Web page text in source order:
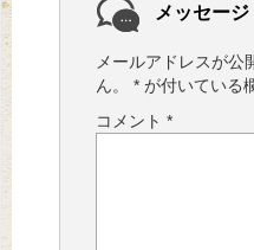
メッセージ
メールアドレスが公
ん。
* が付いている
コメント *